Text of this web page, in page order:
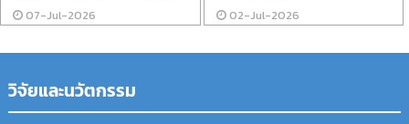
07-Jul-2026 02-Jul-2026
วิจัยและนวัตกรรม